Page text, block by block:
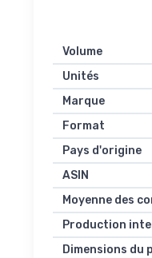
Volume
Unités
Marque
Format
Pays d'origine
ASIN
Moyenne des
Production
Dimensions du